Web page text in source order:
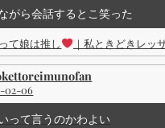
がら会話するとこ笑った
て娘は推し ｜私ときどきレッ
02-06
って言うのかわよい